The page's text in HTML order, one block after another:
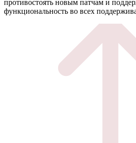
противостоять новым патчам и
функциональность во всех